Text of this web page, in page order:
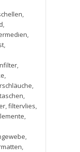
,
,
,
,
,
,
,
,
,filtervlies,
,
,
,